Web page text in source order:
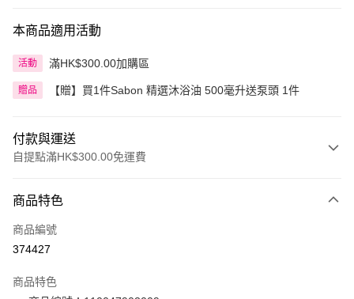
本商品適用活動
活動 滿HK$300.00加購區
贈品 【贈】買1件Sabon 精選沐浴油 500毫升送泵頭 1件
付款與運送
自提點滿HK$300.00免運費
信用卡
Apple Pay
商品特色
商品編號
374427
商品特色